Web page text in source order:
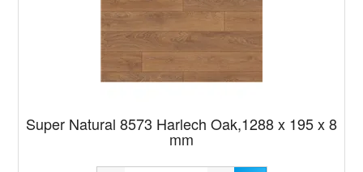
Super Natural 8573 Harlech Oak,1288 x 195 x 8
mm